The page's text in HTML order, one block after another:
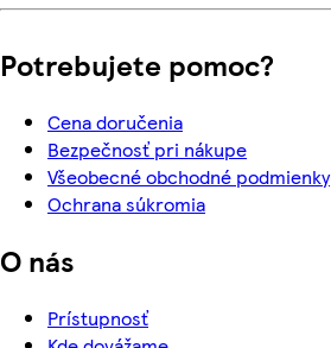
Potrebujete pomoc?
Cena doručenia
Bezpečnosť pri nákupe
Všeobecné obchodné podmienky
Ochrana súkromia
O nás
Prístupnosť